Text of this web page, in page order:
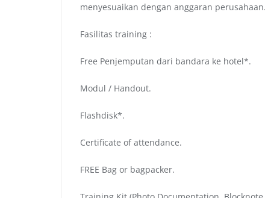
menyesuaikan dengan anggaran perusahaan.
Fasilitas training :
Free Penjemputan dari bandara ke hotel*.
Modul / Handout.
Flashdisk*.
Certificate of attendance.
FREE Bag or bagpacker.